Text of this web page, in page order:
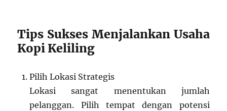
Tips Sukses Menjalankan Usaha
Kopi Keliling
Pilih Lokasi Strategis
Lokasi sangat menentukan jumlah
pelanggan. Pilih tempat dengan potensi